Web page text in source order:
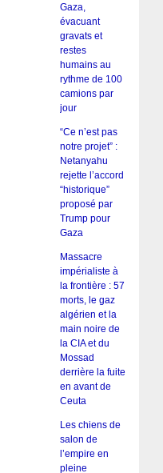
Gaza,
évacuant
gravats et
restes
humains au
rythme de 100
camions par
jour
“Ce n’est pas
notre projet” :
Netanyahu
rejette l’accord
“historique”
proposé par
Trump pour
Gaza
Massacre
impérialiste à
la frontière : 57
morts, le gaz
algérien et la
main noire de
la CIA et du
Mossad
derrière la fuite
en avant de
Ceuta
Les chiens de
salon de
l’empire en
pleine